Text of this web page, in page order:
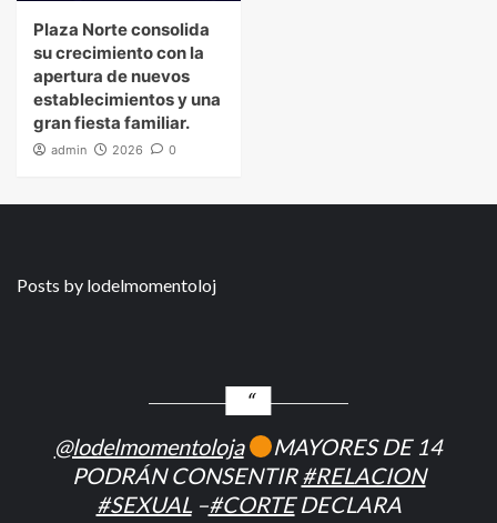
Plaza Norte consolida
su crecimiento con la
apertura de nuevos
establecimientos y una
gran fiesta familiar.
admin 2026 0
Posts by lodelmomentoloj
@lodelmomentoloja
MAYORES DE 14
PODRÁN CONSENTIR#RELACION
#SEXUAL–#CORTEDECLARA